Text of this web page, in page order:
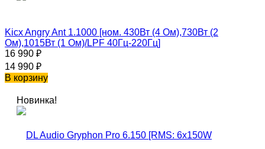
Kicx Angry Ant 1.1000 [ном. 430Вт (4 Ом),730Вт (2
Ом),1015Вт (1 Ом)/LPF 40Гц-220Гц]
16 990 ₽
14 990 ₽
В корзину
Новинка!